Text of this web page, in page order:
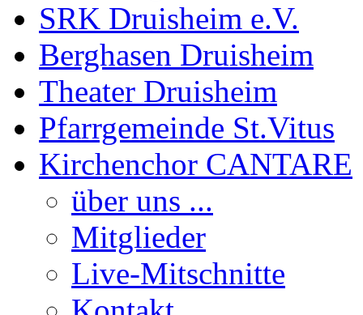
SRK Druisheim e.V.
Berghasen Druisheim
Theater Druisheim
Pfarrgemeinde St.Vitus
Kirchenchor CANTARE
über uns ...
Mitglieder
Live-Mitschnitte